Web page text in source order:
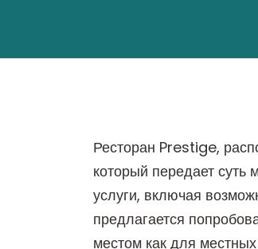
Ресторан Prestige,
который передает суть
услуги, включая
предлагается
местом как для